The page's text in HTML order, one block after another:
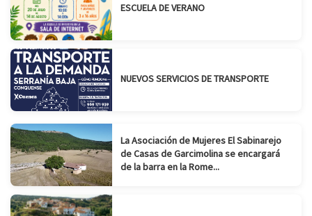
ESCUELA DE VERANO
NUEVOS SERVICIOS DE TRANSPORTE
La Asociación de Mujeres El Sabinarejo
de Casas de Garcimolina se encargará
de la barra en la Rome...